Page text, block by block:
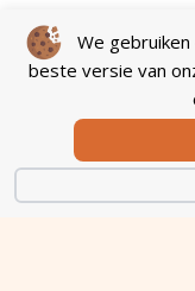
We
beste versie van
Plan een
Onze